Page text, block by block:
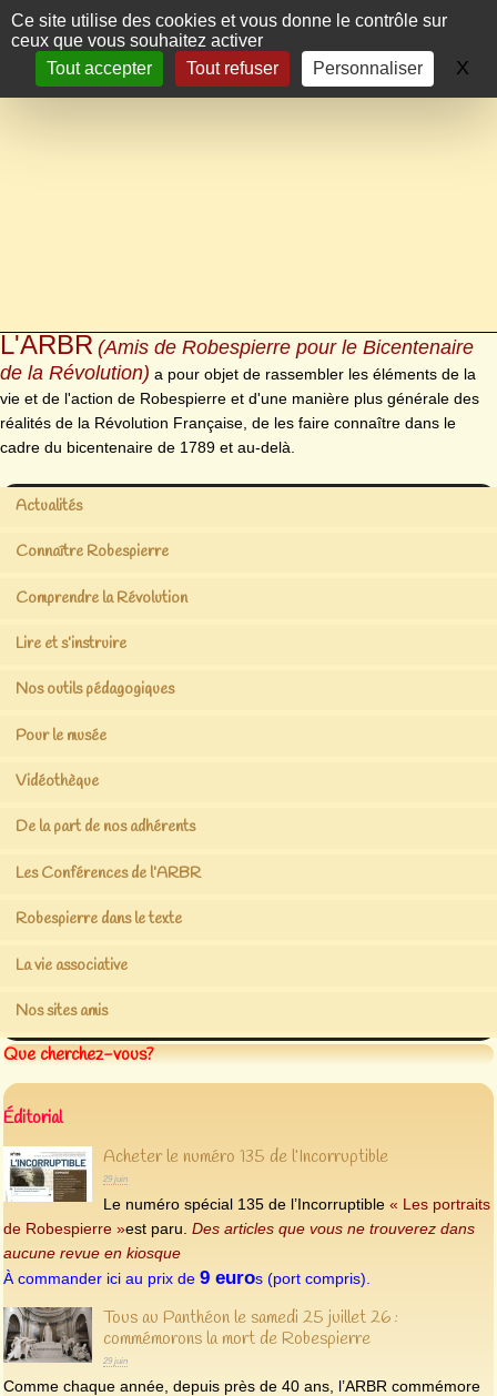
Panneau de gestion des cookies
Ce site utilise des cookies et vous donne le contrôle sur
ceux que vous souhaitez activer
Tout accepter
Tout refuser Personnaliser X
L'ARBR (Amis de Robespierre pour le Bicentenaire
de la Révolution) a pour objet de rassembler les éléments de la
vie et de l'action de Robespierre et d'une manière plus générale des
réalités de la Révolution Française, de les faire connaître dans le
cadre du bicentenaire de 1789 et au-delà.
Actualités
Connaître Robespierre
Comprendre la Révolution
Lire et s’instruire
Nos outils pédagogiques
Pour le musée
Vidéothèque
De la part de nos adhérents
Les Conférences de l’ARBR
Robespierre dans le texte
La vie associative
Nos sites amis
Que cherchez-vous?
Éditorial
Acheter le numéro 135 de l’Incorruptible
29 juin
Le numéro spécial 135 de l’Incorruptible « Les portraits
de Robespierre »est paru. Des articles que vous ne trouverez dans
aucune revue en kiosque
À commander ici au prix de 9 euros (port compris).
Tous au Panthéon le samedi 25 juillet 26 :
commémorons la mort de Robespierre
29 juin
Comme chaque année, depuis près de 40 ans, l’ARBR commémore